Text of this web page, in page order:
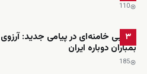
110
۳
مجتبی خامنه‌ای در پیامی جدید:
بمباران دوباره ایران
185